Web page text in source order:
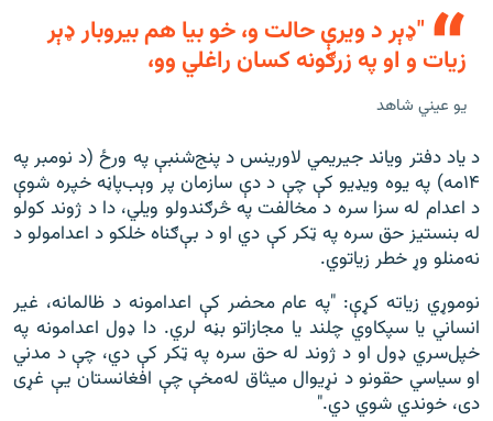
"ډېر د ویرې حالت و، خو بیا هم بیروبار ډېر
زیات و او په زرګونه کسان راغلي وو،
يو عيني شاهد
د یاد دفتر ویاند جیریمي لاورینس د پنج‌شنبې په ورځ (د نومبر په
۱۴مه) په یوه ویډیو کې چې د دې سازمان پر وېب‌پاڼه خپره شوې
د اعدام له سزا سره د مخالفت په څرګندولو ویلي، دا د ژوند کولو
له بنستیز حق سره په ټکر کې دي او د بې‌‌‌ګناه خلکو د اعدامولو د
نه‌منلو وړ خطر زیاتوي.
نوموړي زیاته کړې: "په عام محضر کې اعدامونه د ظالمانه، غیر
انساني یا سپکاوي چلند یا مجازاتو بڼه لري. دا ډول اعدامونه په
خپل‌‌‌‌سري ډول او د ژوند له حق سره په ټکر کې دي، چې د مدني
او سیاسي حقونو د نړیوال میثاق له‌‌‌‌‌‌مخې چې افغانستان یې غړی
دی، خوندي شوي دي."